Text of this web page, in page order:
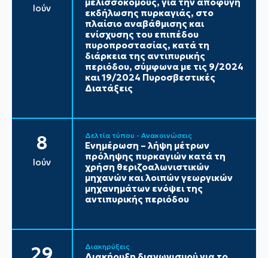
Ιούν
μελισσοκόμους, για την αποφυγή
εκδήλωσης πυρκαγιάς, στο
πλαίσιο αναβάθμισης και
ενίσχυσης του επιπέδου
πυροπροστασίας, κατά τη
διάρκεια της αντιπυρικής
περιόδου, σύμφωνα με τις 9/2024
και 19/2024 Πυροσβεστικές
Διατάξεις
8
Ιούν
Δελτία τύπου - Ανακοινώσεις
Ενημέρωση – λήψη μέτρων
πρόληψης πυρκαγιών κατά τη
χρήση θεριζοαλωνιστικών
μηχανών και λοιπών γεωργικών
μηχανημάτων ενόψει της
αντιπυρικής περιόδου
Διακηρύξεις